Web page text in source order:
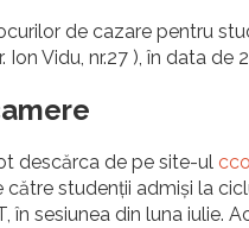
de cazare pentru
Vidu, nr.27 ), în data de
descărca de pe site-ul
studenții admiși la
în sesiunea din luna iulie.